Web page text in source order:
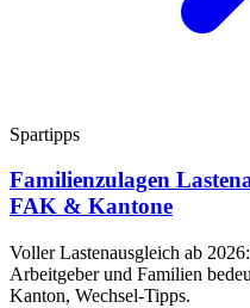
Spartipps
Familienzulagen
FAK & Kantone
Voller Lastenausgleich ab
Arbeitgeber und Familien
Kanton, Wechsel-Tipps.